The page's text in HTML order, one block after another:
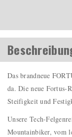
Das brandneue
da. Die neue Fortus-
Steifigkeit und
Unsere Tech-
Mountainbiker, vom